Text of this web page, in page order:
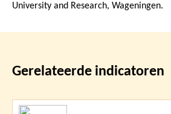
University and Research, Wageningen.
Gerelateerde indicatoren
Lees